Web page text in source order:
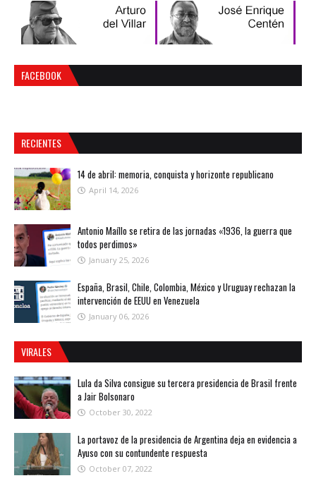
FACEBOOK
RECIENTES
14 de abril: memoria, conquista y horizonte republicano
April 14, 2026
Antonio Maíllo se retira de las jornadas «1936, la guerra que
todos perdimos»
January 25, 2026
España, Brasil, Chile, Colombia, México y Uruguay rechazan la
intervención de EEUU en Venezuela
January 06, 2026
VIRALES
Lula da Silva consigue su tercera presidencia de Brasil frente
a Jair Bolsonaro
October 30, 2022
La portavoz de la presidencia de Argentina deja en evidencia a
Ayuso con su contundente respuesta
October 07, 2022